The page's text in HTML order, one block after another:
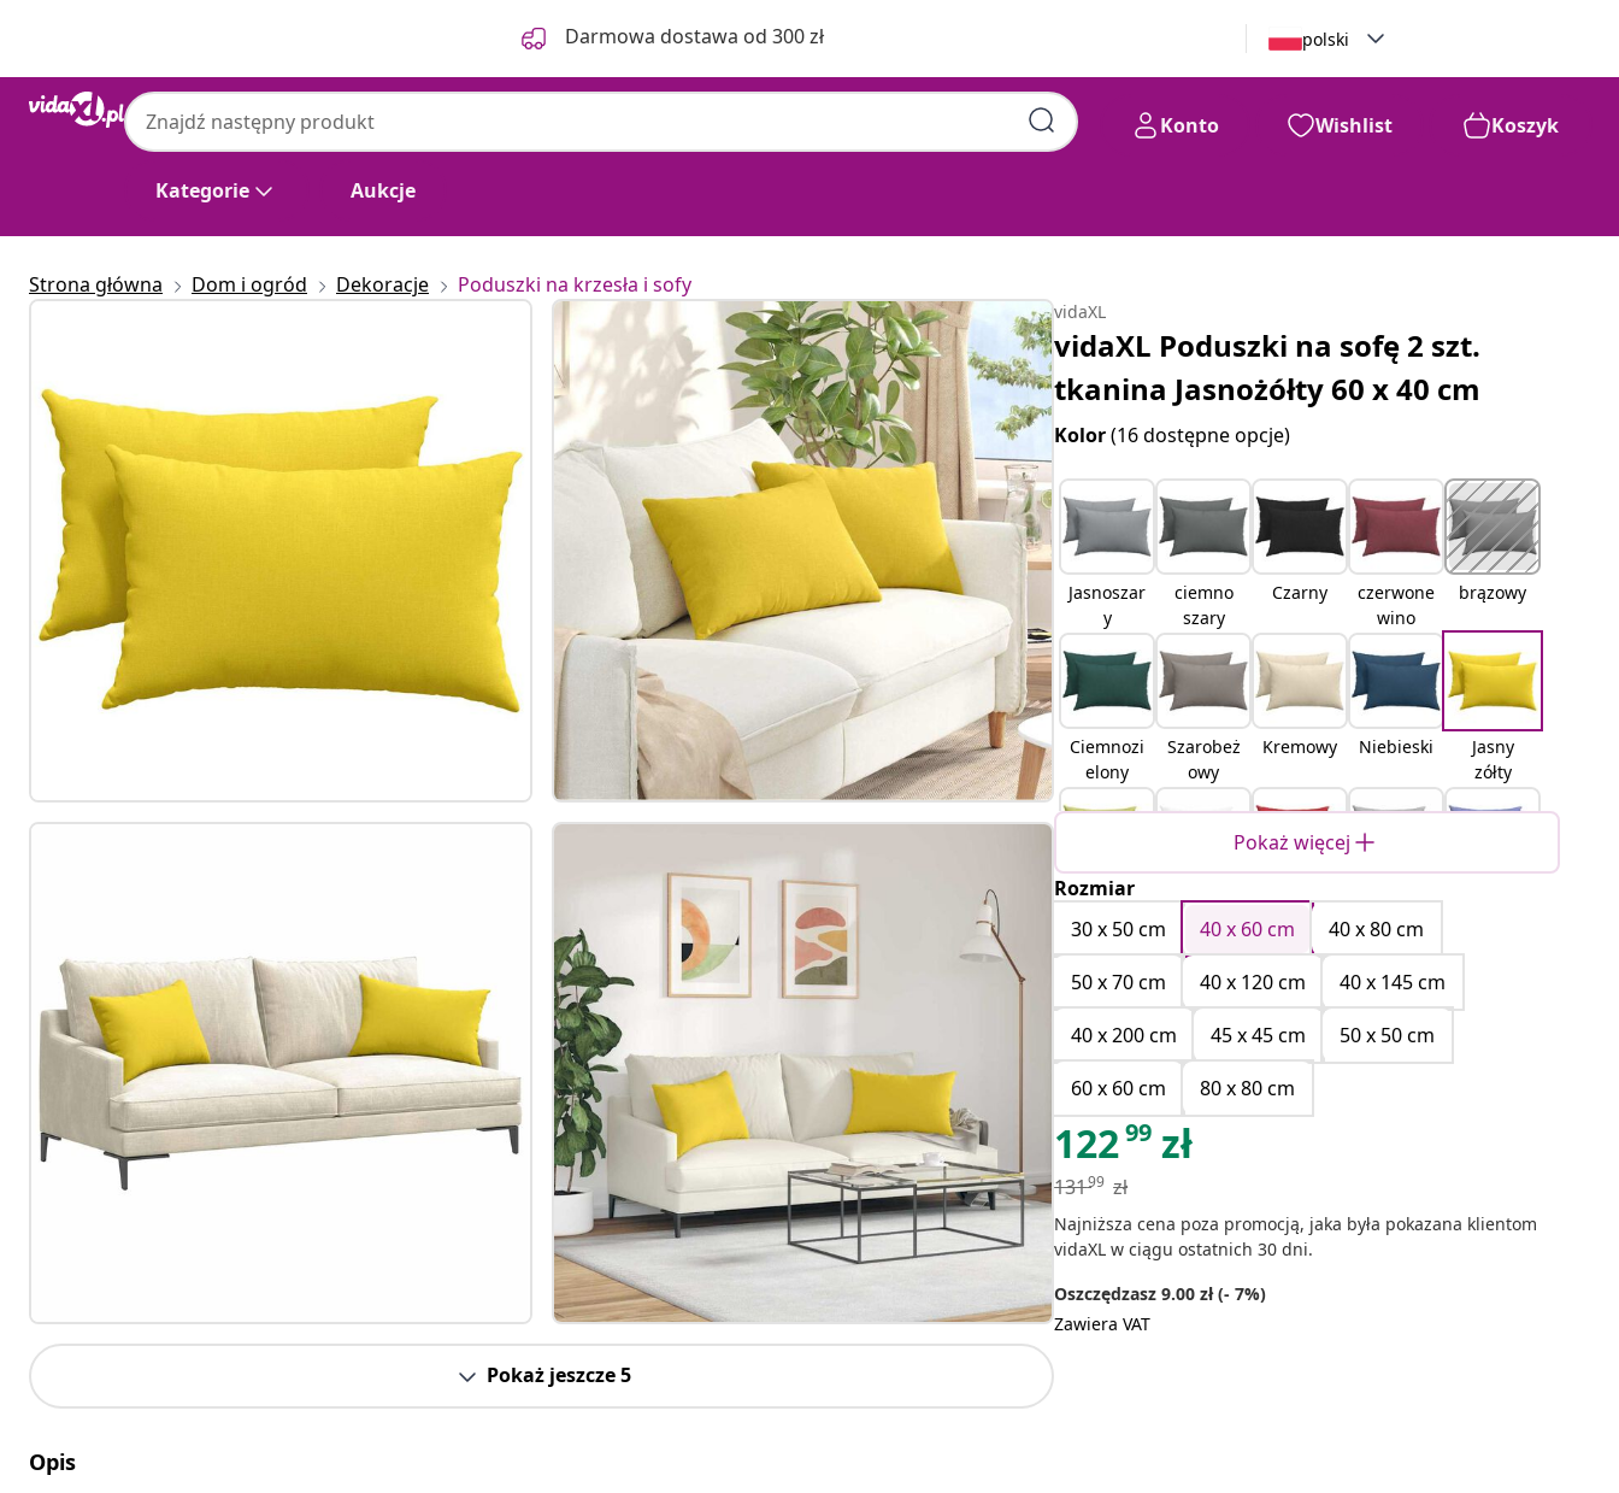
Darmowa dostawa od 300 zł polski
Kategorie Aukcje
Konto Wishlist Koszyk
Strona główna Dom i ogród Dekoracje Poduszki na krzesła i sofy
Pokaż jeszcze 5
Opis
vidaXL
vidaXL Poduszki na sofę 2 szt.
tkanina Jasnożółty 60 x 40 cm
Kolor(16 dostępne opcje)
Jasnoszar
y
ciemno
szary
Czarny
czerwone
wino
brązowy
Ciemnozi
elony
Szarobeż
owy
Kremowy Niebieski
Jasny
zółty
jasnoziel
ony
Biały
Czerwon
Szara
chmura
tkanina
Różowy
Pokaż więcej
Rozmiar
30 x 50 cm
40 x 60 cm
40 x 80 cm
50 x 70 cm
40 x 120 cm
40 x 145 cm
40 x 200 cm
45 x 45 cm
50 x 50 cm
60 x 60 cm
80 x 80 cm
12299 zł
13199 zł
Najniższa cena poza promocją, jaka była pokazana klientom
vidaXL w ciągu ostatnich 30 dni.
Oszczędzasz 9.00 zł (- 7%)
Zawiera VAT